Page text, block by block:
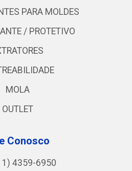
PARA MOLDES
/ PROTETIVO
MOLA
OUTLET
Conosco
4359-6950